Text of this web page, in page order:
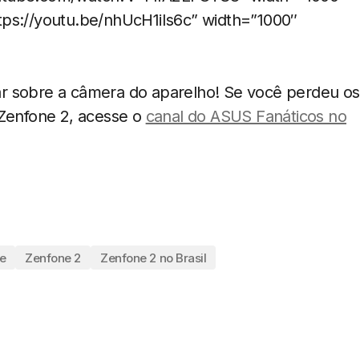
youtu.be/nhUcH1iIs6c” width=”1000″
sobre a câmera do aparelho! Se você perdeu os
2, acesse o canal do ASUS Fanáticos no
Zenfone 2 Zenfone 2 no Brasil